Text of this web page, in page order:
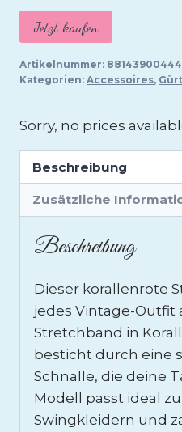
Jetzt kaufen
Artikelnummer:
Kategorien: Accessoires,
Sorry, no prices
Beschreibung
Zusätzliche
Beschreibung
Dieser korallenrote
jedes Vintage-Outfit
Stretchband in
besticht durch eine
Schnalle, die deine
Modell passt ideal
Swingkleidern und